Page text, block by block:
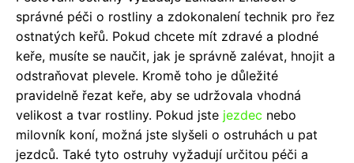
správné péči o rostliny a zdokonalení technik pro řez
ostnatých keřů. Pokud chcete mít zdravé a plodné
keře, musíte se naučit, jak je správně zalévat, hnojit a
odstraňovat plevele. Kromě toho je důležité
pravidelně řezat keře, aby se udržovala vhodná
velikost a tvar rostliny. Pokud jste jezdec nebo
milovník koní, možná jste slyšeli o ostruhách u pat
jezdců. Také tyto ostruhy vyžadují určitou péči a